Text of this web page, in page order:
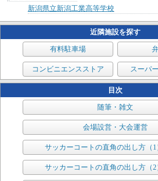
新潟県立新潟工業高等学校
近隣施設を探す
有料駐車場
コンビニエンスストア スーパ
目次
随筆・雑文
会場設営・大会運営
サッカーコートの直角の出し方（
サッカーコートの直角の出し方（